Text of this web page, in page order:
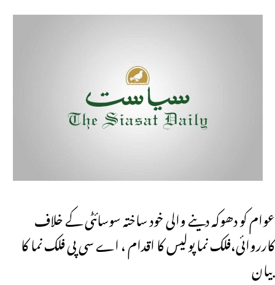
عوام کو دھوکہ دینے والی خود ساختہ سوسائٹی کے خلاف
کارروائی،فلک نما پولیس کا اقدام ، اے سی پی فلک نما کا
بیان